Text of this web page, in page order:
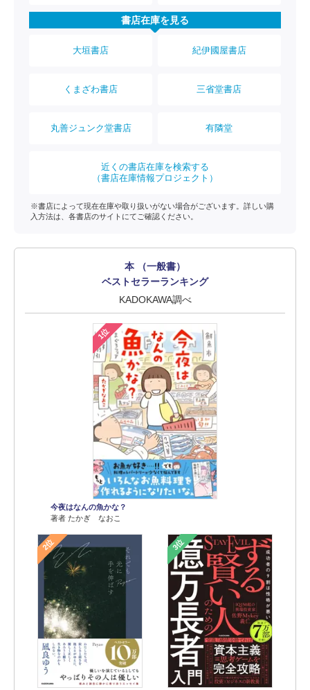
書店在庫を見る
大垣書店 紀伊國屋書店
くまざわ書店 三省堂書店
丸善ジュンク堂書店 有隣堂
近くの書店在庫を検索する
（書店在庫情報プロジェクト）
※書店によって現在在庫や取り扱いがない場合がございます。詳しい購
入方法は、各書店のサイトにてご確認ください。
本 （一般書）
ベストセラーランキング
KADOKAWA調べ
1位
今夜はなんの魚かな？
著者 たかぎ なおこ
2位 3位